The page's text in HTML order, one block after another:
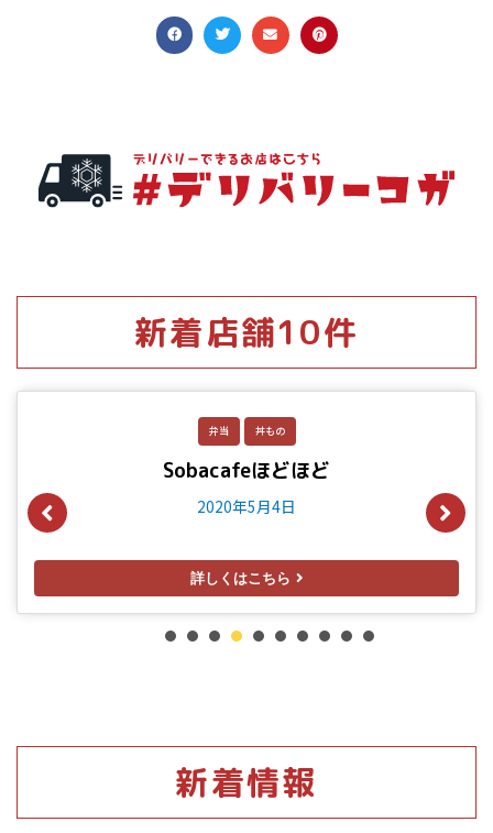
新着店舗10件
一品料理 一部宅配OK
和食 桃里
2020年5月1日
詳しくはこちら
1 2 3
新着情報